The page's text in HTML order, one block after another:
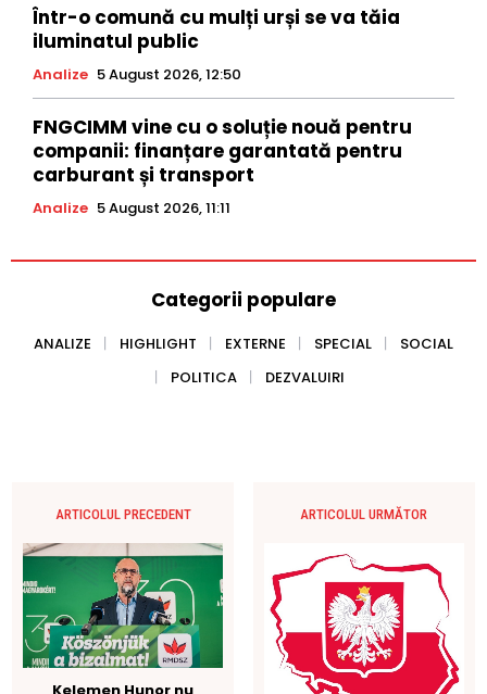
Într-o comună cu mulți urși se va tăia
iluminatul public
Analize 5 August 2026, 12:50
FNGCIMM vine cu o soluție nouă pentru
companii: finanțare garantată pentru
carburant și transport
Analize 5 August 2026, 11:11
Categorii populare
ANALIZE HIGHLIGHT EXTERNE SPECIAL
SOCIAL
POLITICA
DEZVALUIRI
ARTICOLUL PRECEDENT ARTICOLUL URMĂTOR